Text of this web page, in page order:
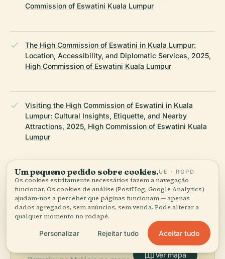
Commission of Eswatini Kuala Lumpur
The High Commission of Eswatini in Kuala Lumpur:
Location, Accessibility, and Diplomatic Services, 2025,
High Commission of Eswatini Kuala Lumpur
Visiting the High Commission of Eswatini in Kuala
Lumpur: Cultural Insights, Etiquette, and Nearby
Attractions, 2025, High Commission of Eswatini Kuala
Lumpur
Pesquisado a partir da Wikidata, Wikipédia e fontes oficiais ·
verificado ·Como fazemos os nossos guias →
Explore a zona
Ver mapa
Um pequeno pedido sobre cookies.UE · RGPD
Os cookies estritamente necessários fazem a navegação
funcionar. Os cookies de análise (PostHog, Google Analytics)
ajudam-nos a perceber que páginas funcionam — apenas
dados agregados, sem anúncios, sem venda. Pode alterar a
qualquer momento no rodapé.
Personalizar Rejeitar tudo Aceitar tudo